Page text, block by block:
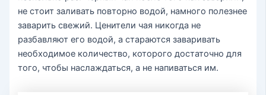
не стоит заливать повторно водой, намного полезнее
заварить свежий. Ценители чая никогда не
разбавляют его водой, а стараются заваривать
необходимое количество, которого достаточно для
того, чтобы наслаждаться, а не напиваться им.